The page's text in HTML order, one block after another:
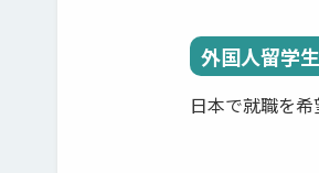
外国人留学
日本で就職を